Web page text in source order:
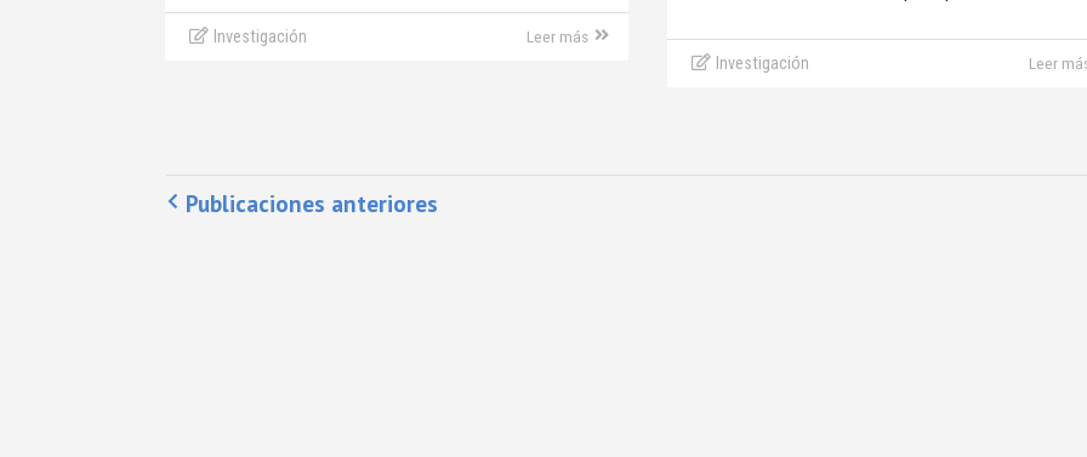
Investigación Leer más
Investigación Leer
Publicaciones anteriores